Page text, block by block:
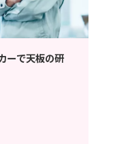
ーで天板の研